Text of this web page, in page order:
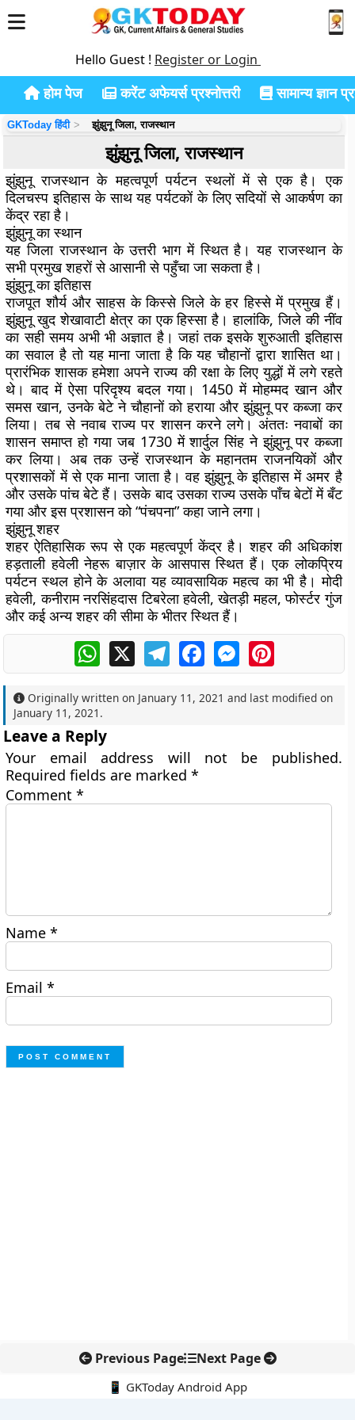
Hello Guest ! Register or Login
होम पेज करेंट अफेयर्स प्रश्नोत्तरी सामान्य ज्ञान
GKToday हिंदी झुंझुनू जिला, राजस्थान
झुंझुनू जिला, राजस्थान
झुंझुनू राजस्थान के महत्वपूर्ण पर्यटन स्थलों में से एक है। एक
दिलचस्प इतिहास के साथ यह पर्यटकों के लिए सदियों से आकर्षण का
केंद्र रहा है।
झुंझुनू का स्थान
यह जिला राजस्थान के उत्तरी भाग में स्थित है। यह राजस्थान के
सभी प्रमुख शहरों से आसानी से पहुँचा जा सकता है।
झुंझुनू का इतिहास
राजपूत शौर्य और साहस के किस्से जिले के हर हिस्से में प्रमुख हैं।
झुंझुनू खुद शेखावाटी क्षेत्र का एक हिस्सा है। हालांकि, जिले की नींव
का सही समय अभी भी अज्ञात है। जहां तक ​​इसके शुरुआती इतिहास
का सवाल है तो यह माना जाता है कि यह चौहानों द्वारा शासित था।
प्रारंभिक शासक हमेशा अपने राज्य की रक्षा के लिए युद्धों में लगे रहते
थे। बाद में ऐसा परिदृश्य बदल गया। 1450 में मोहम्मद खान और
समस खान, उनके बेटे ने चौहानों को हराया और झुंझुनू पर कब्जा कर
लिया। तब से नवाब राज्य पर शासन करने लगे। अंततः नवाबों का
शासन समाप्त हो गया जब 1730 में शार्दुल सिंह ने झुंझुनू पर कब्जा
कर लिया। अब तक उन्हें राजस्थान के महानतम राजनयिकों और
प्रशासकों में से एक माना जाता है। वह झुंझुनू के इतिहास में अमर है
और उसके पांच बेटे हैं। उसके बाद उसका राज्य उसके पाँच बेटों में बँट
गया और इस प्रशासन को “पंचपना” कहा जाने लगा।
झुंझुनू शहर
शहर ऐतिहासिक रूप से एक महत्वपूर्ण केंद्र है। शहर की अधिकांश
हड़ताली हवेली नेहरू बाज़ार के आसपास स्थित हैं। एक लोकप्रिय
पर्यटन स्थल होने के अलावा यह व्यावसायिक महत्व का भी है। मोदी
हवेली, कनीराम नरसिंहदास टिबरेला हवेली, खेतड़ी महल, फोर्स्टर गुंज
और कई अन्य शहर की सीमा के भीतर स्थित हैं।
WhatsApp
X TelegramFacebookMessengerPinterest
Originally written on January 11, 2021 and last modified on
January 11, 2021 .
Leave a Reply
Your email address will not be published.
Required fields are marked*
Comment*
Name*
Email*
Previous Page Next Page
📱 GKToday Android App